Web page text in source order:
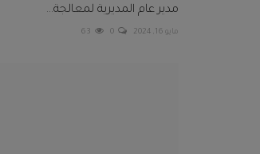
مدير عام المديرية لمعالجة...
مايو 16, 2024 0
63